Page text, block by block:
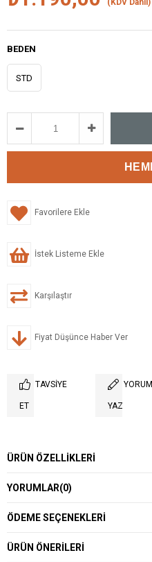
(KDV Dahil)
BEDEN
STD
Favorilere Ekle
İstek Listeme Ekle
Karşılaştır
Fiyat Düşünce Haber Ver
TAVSIYE
ET
YORUM
YAZ
ÜRÜN ÖZELLIKLERI
YORUMLAR(0)
ÖDEME SEÇENEKLERI
ÜRÜN ÖNERILERI